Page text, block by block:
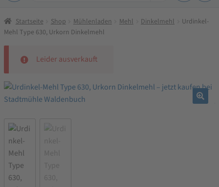
Startseite Shop Mühlenladen Mehl Dinkelmehl
Urdinkel-
Mehl Type 630, Urkorn Dinkelmehl
Leider ausverkauft